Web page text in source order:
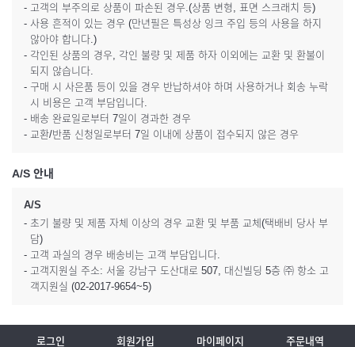
- 고객의 부주의로 상품이 파손된 경우.(상품 변형, 표면 스크래치 등)
- 사용 흔적이 있는 경우 (만년필은 특성상 잉크 주입 등의 사용을 하지
않아야 합니다.)
- 각인된 상품의 경우, 각인 불량 및 제품 하자 이외에는 교환 및 환불이
되지 않습니다.
- 구매 시 사은품 등이 있을 경우 반납하셔야 하며 사용하거나 회송 누락
시 비용은 고객 부담입니다.
- 배송 완료일로부터 7일이 경과한 경우
- 교환/반품 신청일로부터 7일 이내에 상품이 접수되지 않은 경우
A/S 안내
A/S
- 초기 불량 및 제품 자체 이상의 경우 교환 및 부품 교체(택배비 당사 부
담)
- 고객 과실의 경우 배송비는 고객 부담입니다.
- 고객지원실 주소: 서울 강남구 도산대로 507, 대신빌딩 5층 ㈜ 항소 고
객지원실 (02-2017-9654~5)
로그인 회원가입 마이페이지 주문내역